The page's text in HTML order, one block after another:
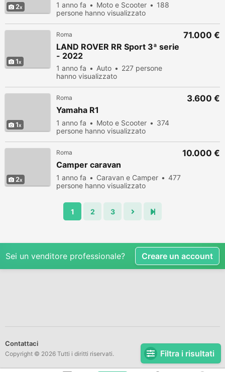
Filtra i risultati
2 1 anno fa Moto e Scooter
188
persone hanno visualizzato
1
Roma
LAND ROVER RR Sport 3ª serie
- 2022
1 anno fa Auto
227 persone
hanno visualizzato
71.000 €
1
Roma
Yamaha R1
1 anno fa Moto e Scooter
374
persone hanno visualizzato
3.600 €
2
Roma
Camper caravan
1 anno fa Caravan e Camper
477
persone hanno visualizzato
10.000 €
1 2 3
Sei un venditore professionale? Creare un account
Contattaci
Copyright © 2026 Tutti i diritti riservati.